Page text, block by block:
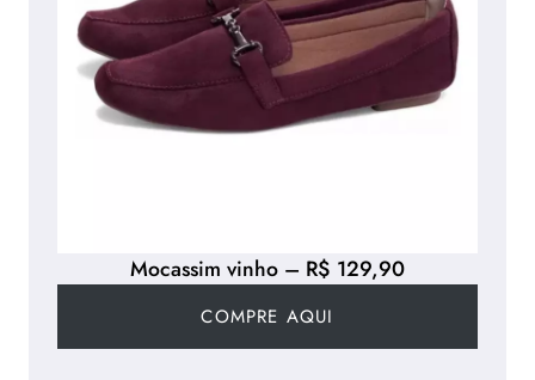
Mocassim vinho – R$ 129,90
COMPRE AQUI